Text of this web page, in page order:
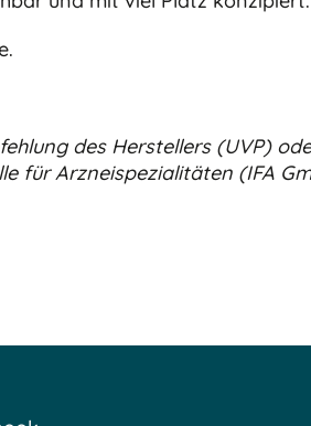
des Herstellers (UVP)
für Arzneispezialitäten (IFA